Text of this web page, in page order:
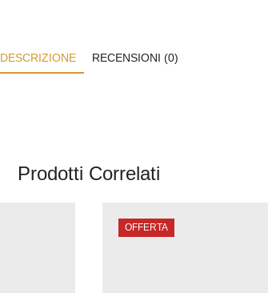
DESCRIZIONE RECENSIONI (0)
Prodotti Correlati
OFFERTA